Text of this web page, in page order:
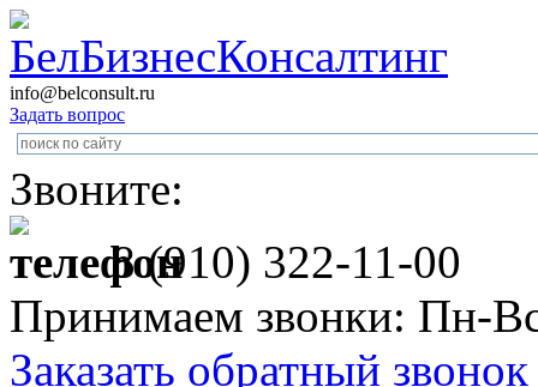
info@belconsult.ru
Задать вопрос
Звоните:
8 (910) 322-11-00
Принимаем звонки: Пн-
Заказать обратный звонок